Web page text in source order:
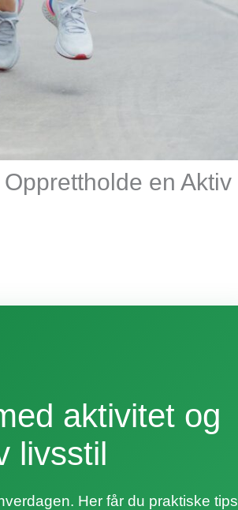
en Aktiv
aktivitet og
livsstil
Her får du praktiske tips